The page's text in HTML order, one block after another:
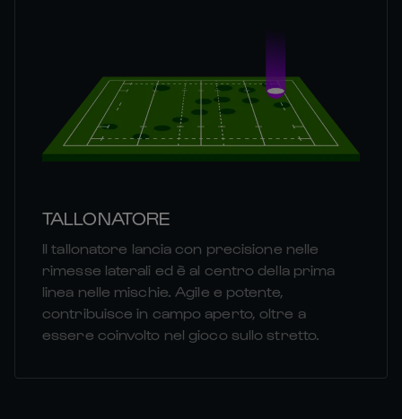
TALLONATORE
Il tallonatore lancia con precisione nelle
rimesse laterali ed è al centro della prima
linea nelle mischie. Agile e potente,
contribuisce in campo aperto, oltre a
essere coinvolto nel gioco sullo stretto.